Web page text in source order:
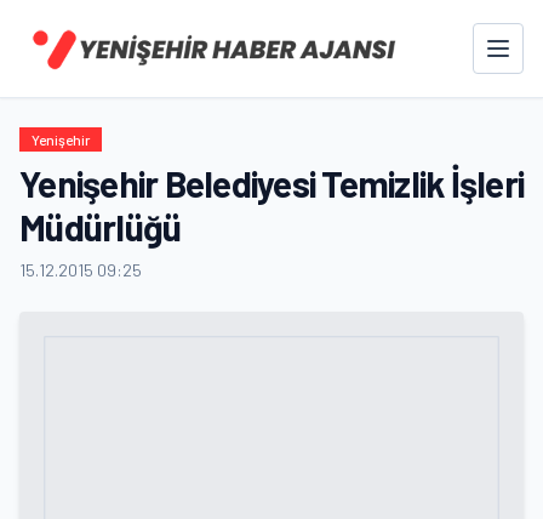
Yenişehir
Yenişehir Belediyesi Temizlik İşleri
Müdürlüğü
15.12.2015 09:25